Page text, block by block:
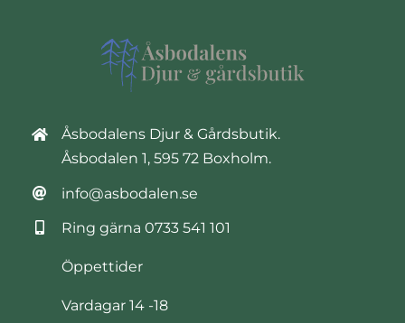
Åsbodalens Djur & Gårdsbutik.
Åsbodalen 1, 595 72 Boxholm.
info@asbodalen.se
Ring gärna 0733 541 101
Öppettider
Vardagar 14 -18